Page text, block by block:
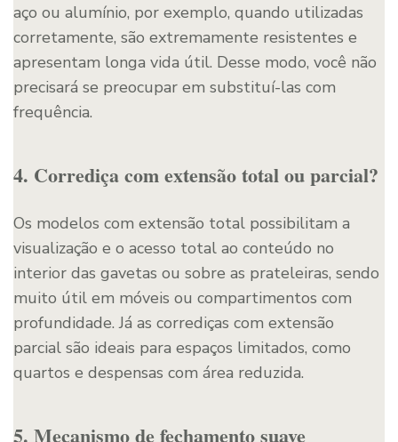
aço ou alumínio, por exemplo, quando utilizadas
corretamente, são extremamente resistentes e
apresentam longa vida útil. Desse modo, você não
precisará se preocupar em substituí-las com
frequência.
4. Corrediça com extensão total ou parcial?
Os modelos com extensão total possibilitam a
visualização e o acesso total ao conteúdo no
interior das gavetas ou sobre as prateleiras, sendo
muito útil em móveis ou compartimentos com
profundidade. Já as corrediças com extensão
parcial são ideais para espaços limitados, como
quartos e despensas com área reduzida.
5. Mecanismo de fechamento suave